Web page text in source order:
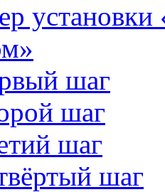
шаг
шаг
шаг
шаг